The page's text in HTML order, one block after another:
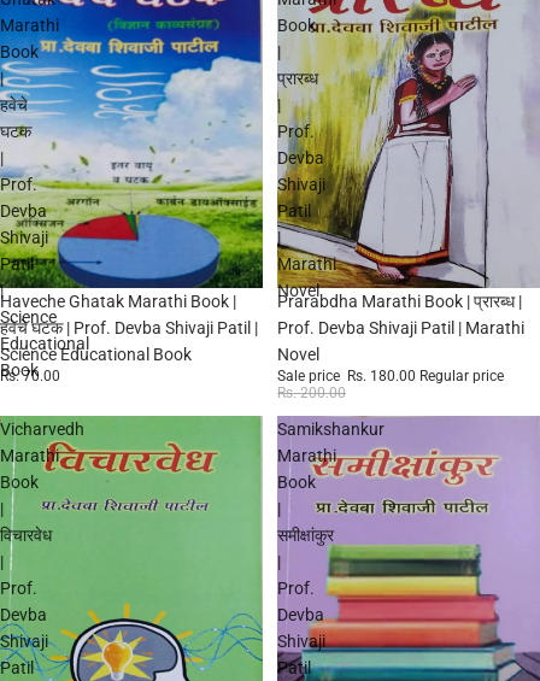
Marathi
Book
|
हवेचे
घटक
|
Prof.
Devba
Shivaji
Patil
|
Science
Educational
Book
Haveche Ghatak Marathi Book |
हवेचे घटक | Prof. Devba Shivaji Patil |
Science Educational Book
Rs. 70.00
Book
|
प्रारब्ध
|
Prof.
Devba
Shivaji
Patil
|
Marathi
Novel
Sale
Prarabdha Marathi Book | प्रारब्ध |
Prof. Devba Shivaji Patil | Marathi
Novel
Sale price Rs. 180.00 Regular price
Rs. 200.00
Vicharvedh
Marathi
Book
|
विचारवेध
|
Prof.
Devba
Shivaji
Patil
Samikshankur
Marathi
Book
|
समीक्षांकुर
|
Prof.
Devba
Shivaji
Patil